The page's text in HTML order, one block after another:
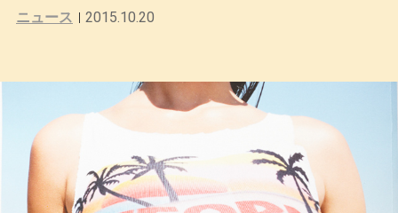
ニュース
2015.10.20